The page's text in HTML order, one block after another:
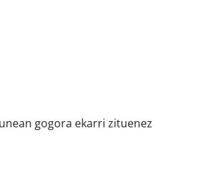
gogora ekarri zituenez